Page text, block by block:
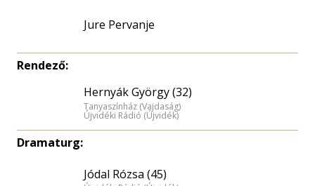
Jure Pervanje
Rendező:
Hernyák György (32)
Tanyaszínház (Vajdaság)
Újvidéki Rádió (Újvidék)
Dramaturg:
Jódal Rózsa (45)